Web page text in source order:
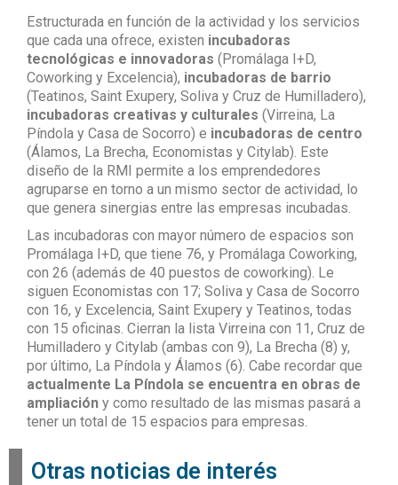
Estructurada en función de la actividad y los servicios
que cada una ofrece, existen incubadoras
tecnológicas e innovadoras (Promálaga I+D,
Coworking y Excelencia), incubadoras de barrio
(Teatinos, Saint Exupery, Soliva y Cruz de Humilladero),
incubadoras creativas y culturales (Virreina, La
Píndola y Casa de Socorro) e incubadoras de centro
(Álamos, La Brecha, Economistas y Citylab). Este
diseño de la RMI permite a los emprendedores
agruparse en torno a un mismo sector de actividad, lo
que genera sinergias entre las empresas incubadas.
Las incubadoras con mayor número de espacios son
Promálaga I+D, que tiene 76, y Promálaga Coworking,
con 26 (además de 40 puestos de coworking). Le
siguen Economistas con 17; Soliva y Casa de Socorro
con 16, y Excelencia, Saint Exupery y Teatinos, todas
con 15 oficinas. Cierran la lista Virreina con 11, Cruz de
Humilladero y Citylab (ambas con 9), La Brecha (8) y,
por último, La Píndola y Álamos (6). Cabe recordar que
actualmente La Píndola se encuentra en obras de
ampliación y como resultado de las mismas pasará a
tener un total de 15 espacios para empresas.
Otras noticias de interés